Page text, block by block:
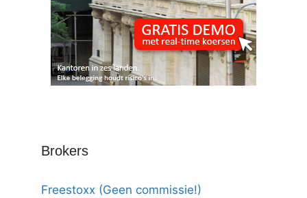
Brokers
Freestoxx (Geen commissie!)